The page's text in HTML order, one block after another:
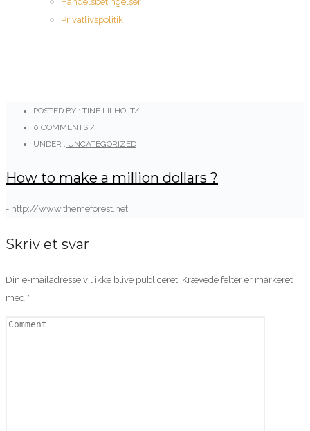
Privatlivspolitik
POSTED BY : TINE LILHOLT/
0 COMMENTS /
UNDER : UNCATEGORIZED
How to make a million dollars ?
- http://www.themeforest.net
Skriv et svar
Din e-mailadresse vil ikke blive publiceret. Krævede felter er markeret
med *